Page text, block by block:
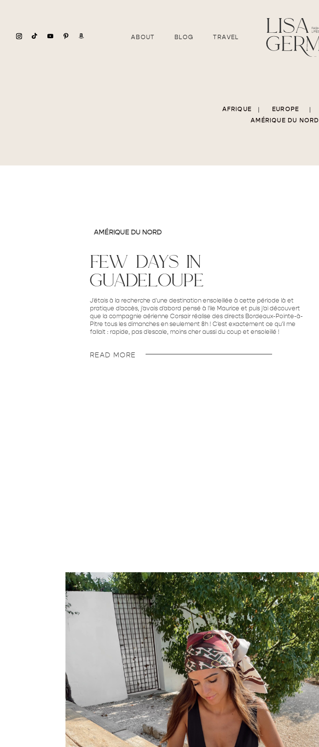
ABOUT BLOG TRAVEL
AFRIQUE | EUROPE |
AMÉRIQUE DU NORD
AMÉRIQUE DU NORD
few days in
guadeloupe
J'étais à la recherche d'une destination ensoleillée à cette période là et
pratique d'accès, j'avais d'abord pensé à l'ile Maurice et puis j'ai découvert
que la compagnie aérienne Corsair réalise des directs Bordeaux-Pointe-à-
Pitre tous les dimanches en seulement 8h ! C'est exactement ce qu'il me
fallait : rapide, pas d'escale, moins cher aussi du coup et ensoleillé !
READ MORE